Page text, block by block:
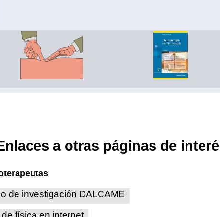
a otras páginas de
de investigación DALCAME
física en internet